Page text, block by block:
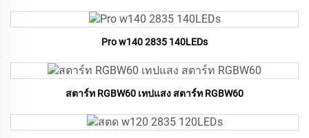
Pro w140 2835 140LEDs
สตาร์ท RGBW60 เทปแสง สตาร์ท RGBW60